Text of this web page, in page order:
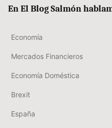
En El Blog Salmón
Economía
Mercados Financieros
Economía Doméstica
Brexit
España